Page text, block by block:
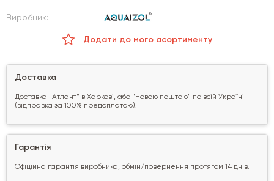
Виробник:
Додати до мого асортименту
Доставка
Доставка "Атлант" в Харкові, або "Новою поштою" по всій Україні
(відправка за 100% предоплатою).
Гарантія
Офіційна гарантія виробника, обмін/повернення протягом 14 днів.